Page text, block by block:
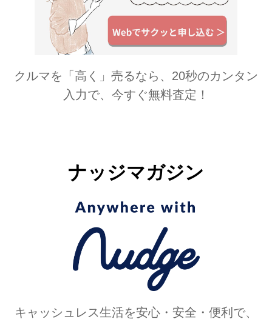
クルマを「高く」売るなら、20秒のカンタン
入力で、今すぐ無料査定！
ナッジマガジン
キャッシュレス生活を安心・安全・便利で、